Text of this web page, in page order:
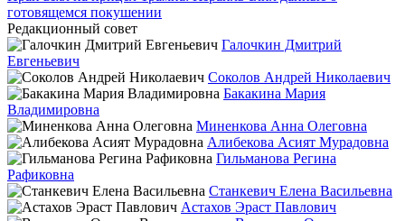
готовящемся покушении
Редакционный совет
Галочкин Дмитрий
Евгеньевич
Соколов Андрей Николаевич
Бакакина Мария
Владимировна
Миненкова Анна Олеговна
Алибекова Асият Мурадовна
Гильманова Регина
Рафиковна
Станкевич Елена Васильевна
Астахов Эраст Павлович